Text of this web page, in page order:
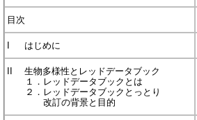
目次
I はじめに
II 生物多様性とレッドデータブック
１．レッドデータブックとは
２．レッドデータブックとっとり
改訂の背景と目的